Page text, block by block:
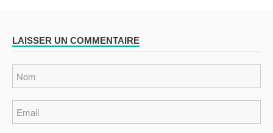
LAISSER UN COMMENTAIRE